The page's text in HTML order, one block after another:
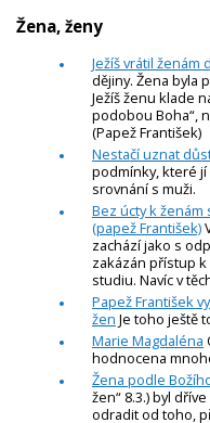
Žena, ženy
Ježíš vrátil ženám
dějiny. Žena byla
Ježíš ženu klade
podobou Boha“,
(Papež František)
Nestačí uznat
podmínky, které jí
srovnání s muži.
Bez úcty k
(papež František)
zachází jako s
zakázán přístup
studiu. Navíc v
Papež František
žen Je toho ještě
Marie Magdaléna
hodnocena
Žena podle
žen“ 8.3.) byl
odradit od toho,